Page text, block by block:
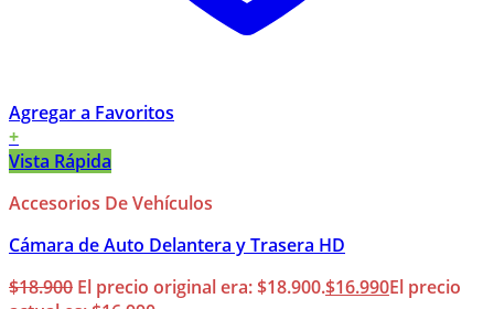
Agregar a Favoritos
+
Vista Rápida
Accesorios De Vehículos
Cámara de Auto Delantera y Trasera HD
$18.900 El precio original era: $18.900.$16.990El precio